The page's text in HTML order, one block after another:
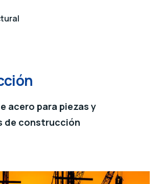
acero para piezas y
de construcción